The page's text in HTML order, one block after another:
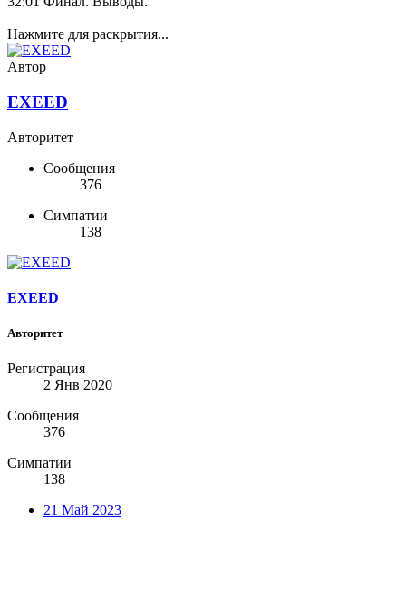
Нажмите для раскрытия...
Автор
EXEED
Авторитет
Сообщения
376
Симпатии
138
EXEED
Авторитет
Регистрация
2 Янв 2020
Сообщения
376
Симпатии
138
21 Май 2023